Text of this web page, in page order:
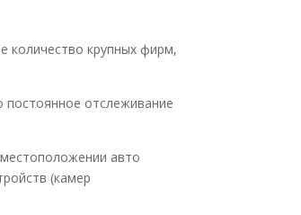
количество крупных фирм,
постоянное отслеживание
авто
(камер